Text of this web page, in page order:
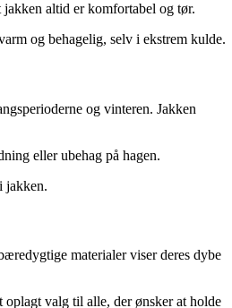
jakken altid er komfortabel og tør.
og behagelig, selv i ekstrem kulde.
og vinteren. Jakken
eller ubehag på hagen.
jakken.
materialer viser deres dybe
oplagt valg til alle, der ønsker at holde